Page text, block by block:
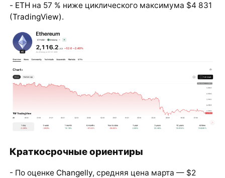
- ETH на 57 % ниже циклического максимума $4 831
(TradingView).
Краткосрочные ориентиры
- По оценке Changelly, средняя цена марта — $2